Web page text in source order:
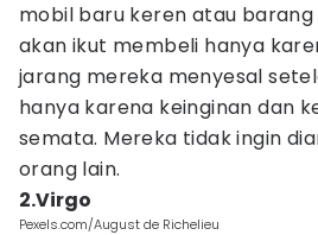
mobil baru keren atau
akan ikut membeli hanya
jarang mereka menyesal
hanya karena keinginan dan
semata. Mereka tidak ingin
orang lain.
2.Virgo
Pexels.com/August de Richelieu